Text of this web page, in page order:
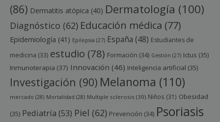
(86) Dermatitis atópica (40) Dermatología (100)
Diagnóstico (62) Educación médica (77)
Epidemiología (41) Epilepsia (27) España (48) Estudiantes de
medicina (33) estudio (78) Formación (34) Gestión (27) Ictus (35)
Inmunoterapia (37) Innovación (46) Inteligencia artificial (35)
Investigación (90) Melanoma (110)
mercado (28) Mortalidad (28) Multiple sclerosis (30) Niños (31) Obesidad
(35) Pediatría (53) Piel (62) Prevención (34) Psoriasis